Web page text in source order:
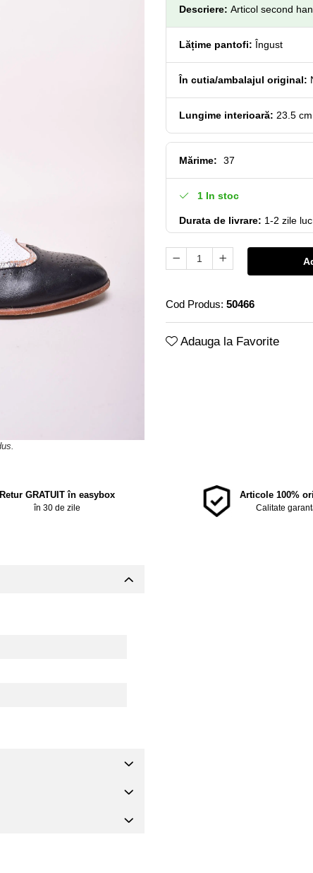
Descriere: Articol second
Lățime pantofi: Îngust
În cutia/ambalajul original:
Lungime interioară: 23.5
Mărime: 37
1 In stoc
Durata de livrare: 1-2 zile
Cod Produs: 50466
Adauga la Favorite
Retur GRATUIT în easybox
în 30 de zile
Articole 100%
Calitate